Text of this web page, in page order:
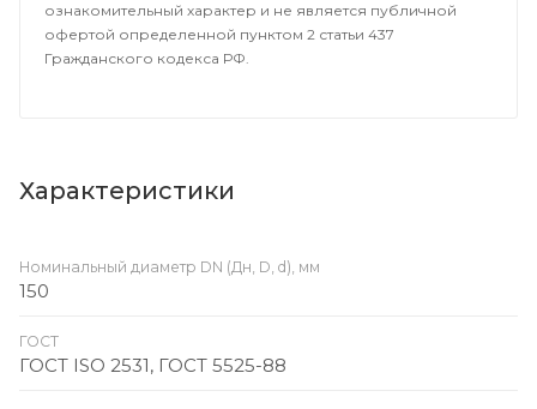
ознакомительный характер и не является публичной
офертой определенной пунктом 2 статьи 437
Гражданского кодекса РФ.
Характеристики
Номинальный диаметр DN (Дн, D, d), мм
150
ГОСТ
ГОСТ ISO 2531, ГОСТ 5525-88